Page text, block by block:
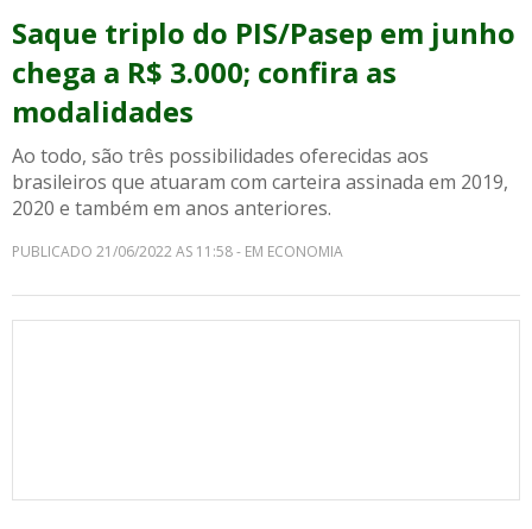
Saque triplo do PIS/Pasep em junho
chega a R$ 3.000; confira as
modalidades
Ao todo, são três possibilidades oferecidas aos
brasileiros que atuaram com carteira assinada em 2019,
2020 e também em anos anteriores.
PUBLICADO 21/06/2022 AS 11:58 - EM ECONOMIA